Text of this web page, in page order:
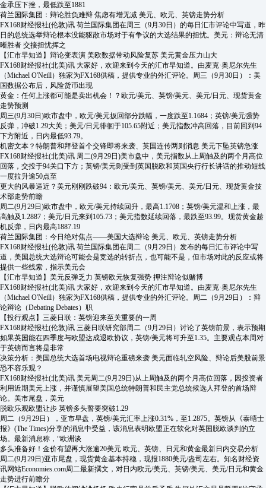
金承压下挫，最低跌至1881
荷兰国际集团：辩论胜负难辩 焦虑有增无减 美元、欧元、英镑走势分析
FX168财经报社(伦敦)讯 荷兰国际集团在周三（9月30日）的每日汇市评论中写道，昨
日的总统选举辩论根本没能驱散市场对于有争议的大选结果的担忧。美元：辩论无清
晰胜者 交接担忧挥之
【汇市早知道】辩论变表演 美欧数据带动风险复苏 美元黄金压力山大
FX168财经报社(北美)讯 大家好，欢迎来到今天的汇市早知道。由麦克·奥尼尔先生
（Michael O'Neill）独家为FX168供稿，提供专业的外汇评论。周三（9月30日）：美
国数据公布后，风险货币出现
黄金：任何上涨都可能是卖出机会！？欧元/美元、英镑/美元、美元/日元、现货黄金
走势预测
周三(9月30日)欧市盘中，欧元/美元扳回部分跌幅，一度跌至1.1684；英镑/美元强势
反弹，冲破1.29大关；美元/日元徘徊于105.65附近；美元指数冲高回落，目前回到94
下方附近，日内最低93.79。
机密文本？特朗普和拜登首个交锋即将来袭、英国连传两则消息 美元下坠英镑急涨
FX168财经报社(北美)讯 周二(9月29日)美市盘中，美元指数从上周触及的两个月高位
回落，交投于94关口下方；英镑/美元则受到英国脱欧和英国央行行长讲话的推动短线
一度拉升逾50点至
更大的风暴逼近？美元刚刚跌破94：欧元/美元、英镑/美元、美元/日元、现货黄金技
术部走势前瞻
周二(9月29日)欧市盘中，欧元/美元持续回升，最高1.1708；英镑/美元温和上涨，最
高触及1.2887；美元/日元来到105.73；美元指数延续回落，最跌至93.99。现货黄金趁
机反弹，日内最高1887.19
荷兰国际集团：今日绝对焦点——美国大选辩论 美元、欧元、英镑走势分析
FX168财经报社(伦敦)讯 荷兰国际集团在周二（9月29日）发布的每日汇市评论中写
道，美国总统大选辩论可能会是竞选的转折点，也可能不是，但市场对此的反应或将
提供一些线索，指示美元会
【汇市早知道】美元反弹乏力 英镑欧元恢复强势 押注辩论似赌博
FX168财经报社(北美)讯 大家好，欢迎来到今天的汇市早知道。由麦克·奥尼尔先生
（Michael O'Neill）独家为FX168供稿，提供专业的外汇评论。周二（9月29日）：辩
论辩论（Debating Debates）职
【投行观点】三菱日联：英镑迎来至关重要的一周
FX168财经报社(伦敦)讯 三菱日联研究部周二（9月29日）讨论了英镑前景，表示预期
如果英国能在四季度与欧盟达成退欧协议，英镑/美元将可升至1.35。主要观点本周对
于英镑而言将是非常
决策分析：美国总统大选首场电视辩论重磅来袭 美元面临轧空风险、辩论后美股前景
恐不容乐观？
FX168财经报社(北美)讯 美元周二(9月29日)从上周触及的两个月高位回落，因投资者
利用近期美元上涨，并谨慎展望美国总统特朗普和民主党总统候选人拜登的首场辩
论。美市尾盘，美元
脱欧乐观欧盟让步 英镑多头誓要突破1.29
周二（9月29日），亚市早盘，英镑/美元汇率上涨0.31%，至1.2875。英镑从《泰晤士
报》(The Times)分享的消息中受益，该消息表明欧盟正在软化对英国脱欧谈判的立
场。最新消息称，“欧洲谈
多头准备好！金价有望再大涨逾20美元 欧元、英镑、日元和黄金最新日内交易分析
周二(9月29日)亚市尾盘，现货黄金基本持稳，现报1880美元/盎司左右。知名财经资
讯网站Economies.com周二最新撰文，对日内欧元/美元、英镑/美元、美元/日元和黄金
走势进行前瞻分